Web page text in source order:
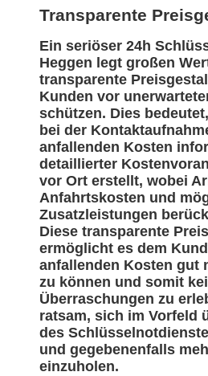
Transparente
Ein seriöser 24h
Heggen legt großen
transparente
Kunden vor
schützen. Dies
bei der
anfallenden Kosten
detaillierter
vor Ort erstellt, wobei
Anfahrtskosten und
Zusatzleistungen
Diese transparente
ermöglicht es dem
anfallenden Kosten gut
zu können und somit
Überraschungen zu
ratsam, sich im Vorfeld
des
und gegebenenfalls
einzuholen.